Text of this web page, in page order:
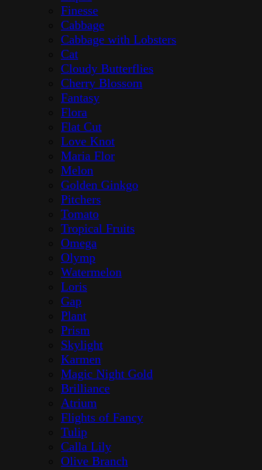
Finesse
Cabbage
Cabbage with Lobsters
Cat
Cloudy Butterflies
Cherry Blossom
Fantasy
Flora
Flat Cut
Love Knot
Maria Flor
Melon
Golden Ginkgo
Pitchers
Tomato
Tropical Fruits
Omega
Olymp
Watermelon
Loris
Gap
Plant
Prism
Skylight
Karmen
Magic Night Gold
Brilliance
Atrium
Flights of Fancy
Tulip
Calla Lily
Olive Branch